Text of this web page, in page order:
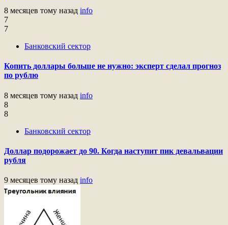
8 месяцев тому назад info
7
7
Банковский сектор
Копить доллары больше не нужно: эксперт сделал прогноз
по рублю
8 месяцев тому назад info
8
8
Банковский сектор
Доллар подорожает до 90. Когда наступит пик девальвации
рубля
9 месяцев тому назад info